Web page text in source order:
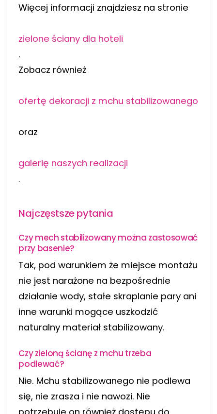
Więcej informacji znajdziesz na stronie
zielone ściany dla hoteli
.
Zobacz również
ofertę dekoracji z mchu stabilizowanego
oraz
galerię naszych realizacji
.
Najczęstsze pytania
Czy mech stabilizowany można zastosować
przy basenie?
Tak, pod warunkiem że miejsce montażu
nie jest narażone na bezpośrednie
działanie wody, stałe skraplanie pary ani
inne warunki mogące uszkodzić
naturalny materiał stabilizowany.
Czy zieloną ścianę z mchu trzeba
podlewać?
Nie. Mchu stabilizowanego nie podlewa
się, nie zrasza i nie nawozi. Nie